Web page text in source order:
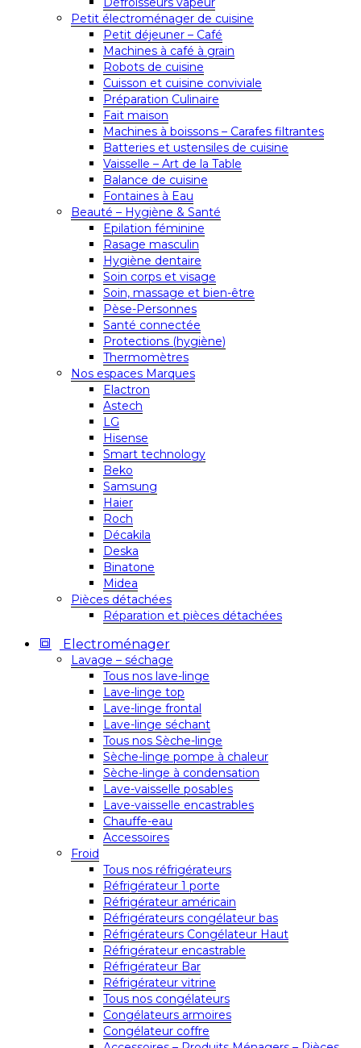
Petit électroménager de cuisine
Petit déjeuner – Café
Machines à café à grain
Robots de cuisine
Cuisson et cuisine conviviale
Préparation Culinaire
Fait maison
Machines à boissons – Carafes filtrantes
Batteries et ustensiles de cuisine
Vaisselle – Art de la Table
Balance de cuisine
Fontaines à Eau
Beauté – Hygiène & Santé
Epilation féminine
Rasage masculin
Hygiène dentaire
Soin corps et visage
Soin, massage et bien-être
Pèse-Personnes
Santé connectée
Protections (hygiène)
Thermomètres
Nos espaces Marques
Elactron
Astech
LG
Hisense
Smart technology
Beko
Samsung
Haier
Roch
Décakila
Deska
Binatone
Midea
Pièces détachées
Réparation et pièces détachées
Electroménager
Lavage – séchage
Tous nos lave-linge
Lave-linge top
Lave-linge frontal
Lave-linge séchant
Tous nos Sèche-linge
Sèche-linge pompe à chaleur
Sèche-linge à condensation
Lave-vaisselle posables
Lave-vaisselle encastrables
Chauffe-eau
Accessoires
Froid
Tous nos réfrigérateurs
Réfrigérateur 1 porte
Réfrigérateur américain
Réfrigérateurs congélateur bas
Réfrigérateurs Congélateur Haut
Réfrigérateur encastrable
Réfrigérateur Bar
Réfrigérateur vitrine
Tous nos congélateurs
Congélateurs armoires
Congélateur coffre